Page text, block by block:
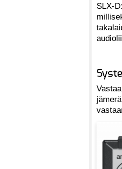
SLX-